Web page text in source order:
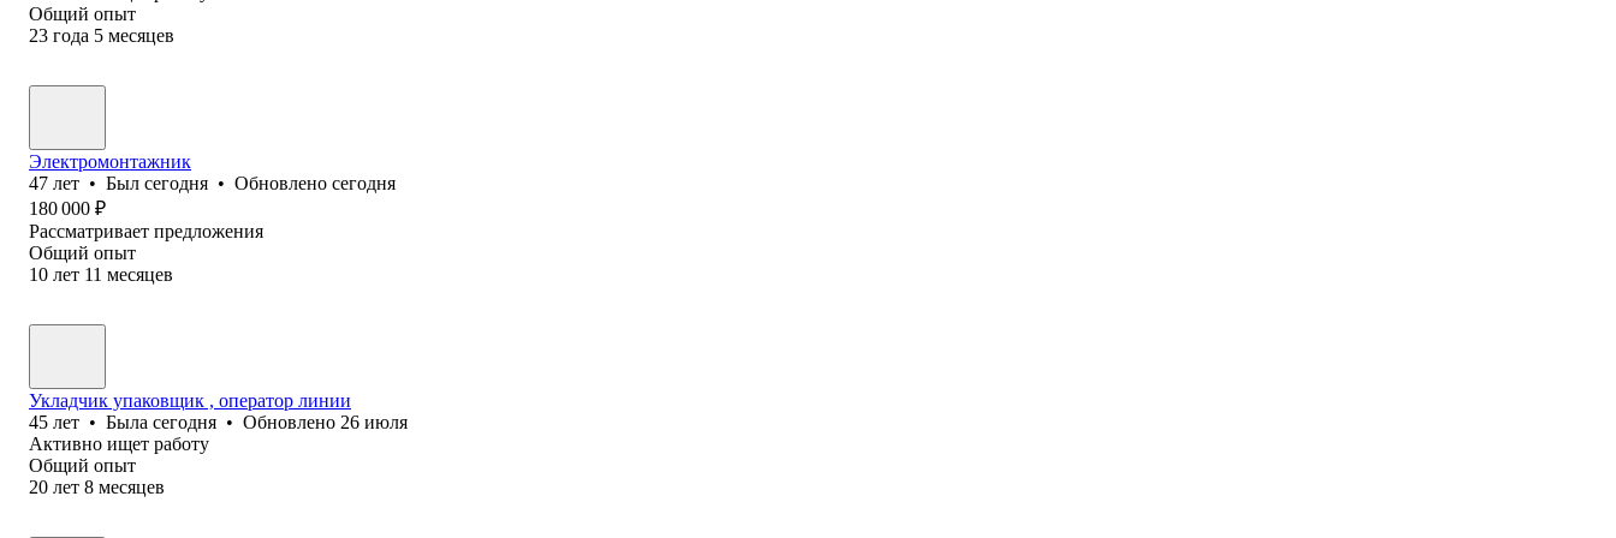
Общий опыт
23 года 5 месяцев
Электромонтажник
47 лет • Был сегодня • Обновлено сегодня
180 000 ₽
Рассматривает предложения
Общий опыт
10 лет 11 месяцев
Укладчик упаковщик , оператор линии
45 лет • Была сегодня • Обновлено 26 июля
Активно ищет работу
Общий опыт
20 лет 8 месяцев